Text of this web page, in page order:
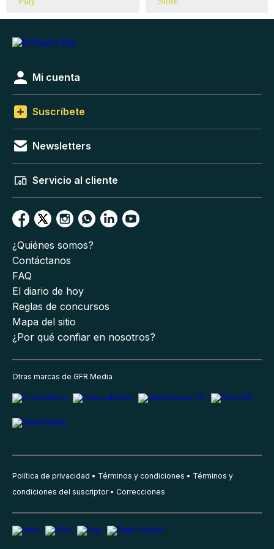
Mi cuenta
Suscríbete
Newsletters
Servicio al cliente
¿Quiénes somos?
Contáctanos
FAQ
El diario de hoy
Reglas de concursos
Mapa del sitio
¿Por qué confiar en nosotros?
Otras marcas de GFR Media
Política de privacidad Términos y condiciones
Términos y
condiciones del suscriptor
Correcciones